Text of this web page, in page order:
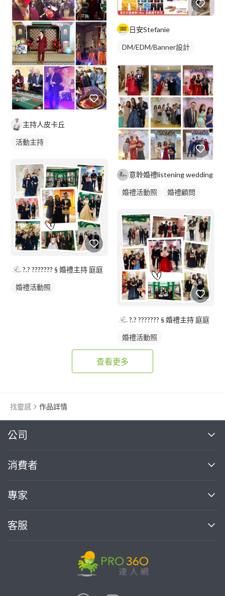
主持人皮卡丘
活動主持
?.? ??????? § 婚禮主持 庭庭
婚禮活動照
日安Stefanie
DM/EDM/Banner設計
意聆婚禮listening wedding
婚禮活動照 婚禮顧問
?.? ??????? § 婚禮主持 庭庭
婚禮活動照
查看更多
找靈感 作品詳情
公司
關於我們
部落格
加入我們
消費者
買服務
熱門服務
專家
案件中心
客服
繼續完成